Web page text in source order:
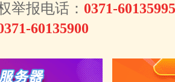
举报电话： 0371-60135995
60135900